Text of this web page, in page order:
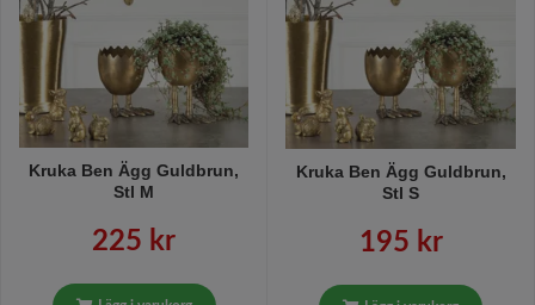
Kruka Ben Ägg Guldbrun,
Stl M
225 kr
Kruka Ben Ägg Guldbrun,
Stl S
195 kr